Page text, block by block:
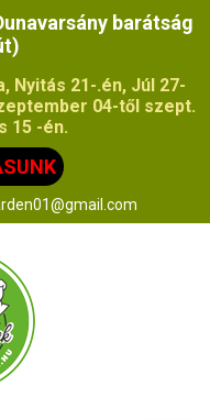
barátság
Nyitás 21-.én, Júl 27-
04-től szept.
15 -én.